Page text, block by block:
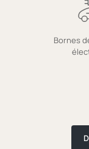
Bornes de recharge